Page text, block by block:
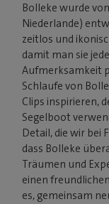
Bolleke wurde
Niederlande)
zeitlos und
damit man sie
Aufmerksamkeit
Schlaufe von
Clips inspirieren,
Segelboot
Detail, die wir bei
dass Bolleke
Träumen und
einen
es, gemeinsam